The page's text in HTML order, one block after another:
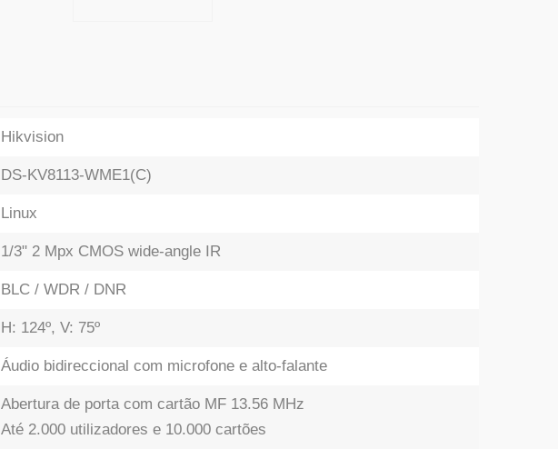
Hikvision
DS-KV8113-WME1(C)
Linux
1/3" 2 Mpx CMOS wide-angle IR
BLC / WDR / DNR
H: 124º, V: 75º
Áudio bidireccional com microfone e alto-falante
Abertura de porta com cartão MF 13.56 MHz
Até 2.000 utilizadores e 10.000 cartões